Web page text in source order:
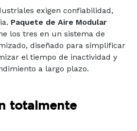
exigen confiabilidad,
Paquete de Aire Modular
los tres en un sistema de
diseñado para simplificar
el tiempo de inactividad y
a largo plazo.
totalmente